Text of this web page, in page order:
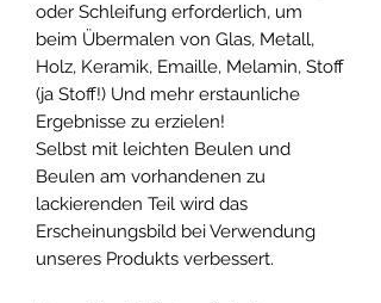
oder Schleifung erforderlich, um
beim Übermalen von Glas, Metall,
Holz, Keramik, Emaille, Melamin, Stoff
(ja Stoff!) Und mehr erstaunliche
Ergebnisse zu erzielen!
Selbst mit leichten Beulen und
Beulen am vorhandenen zu
lackierenden Teil wird das
Erscheinungsbild bei Verwendung
unseres Produkts verbessert.